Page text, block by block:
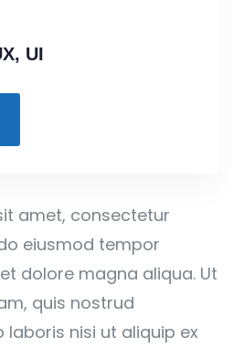
UI
amet, consectetur
eiusmod tempor
dolore magna aliqua. Ut
quis nostrud
nisi ut aliquip ex